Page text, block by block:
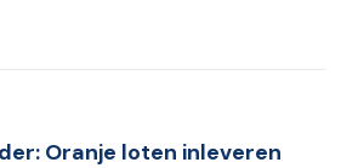
Oranje loten inleveren